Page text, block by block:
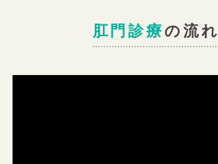
肛門診療 の流れ